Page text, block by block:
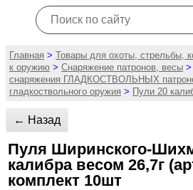
Главная > Товары для охоты, стрельбы,
к оружию > Снаряжение патронов, весы >
снаряжения ГЛАДКОСТВОЛЬНЫХ
гладкоствольного оружия > Пули 20
← Назад
Пуля Ширинского-
калибра весом 26,7г
комплект 10шт